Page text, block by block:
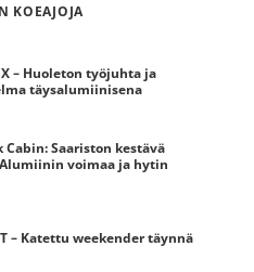
KOEAJOJA
– Huoleton työjuhta ja
täysalumiinisena
Cabin: Saariston kestävä
voimaa ja hytin
– Katettu weekender täynnä